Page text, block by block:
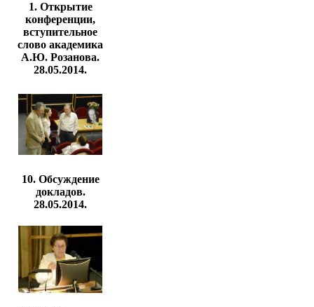
1. Открытие
конференции,
вступительное
слово академика
А.Ю. Розанова.
28.05.2014.
10. Обсуждение
докладов.
28.05.2014.